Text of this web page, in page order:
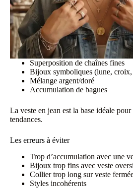
Superposition de chaînes fines
Bijoux symboliques (lune, croix,
Mélange argent/doré
Accumulation de bagues
La veste en jean est la base idéale
tendances.
Les erreurs à éviter
Trop d’accumulation avec une
Bijoux trop fins avec veste
Collier trop long sur veste
Styles incohérents